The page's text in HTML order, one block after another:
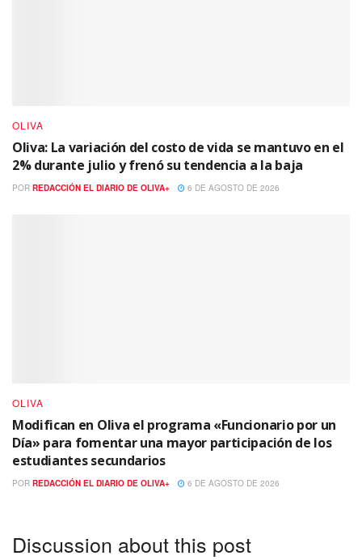
OLIVA
Oliva: La variación del costo de vida se mantuvo en el
2% durante julio y frenó su tendencia a la baja
POR REDACCIÓN EL DIARIO DE OLIVA+ 6 DE AGOSTO DE 2026
OLIVA
Modifican en Oliva el programa «Funcionario por un
Día» para fomentar una mayor participación de los
estudiantes secundarios
POR REDACCIÓN EL DIARIO DE OLIVA+ 6 DE AGOSTO DE 2026
Discussion about this post